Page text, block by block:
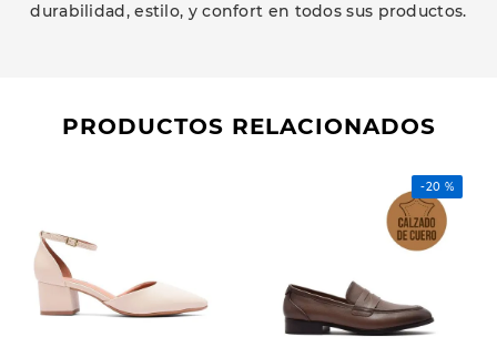
durabilidad, estilo, y confort en todos sus productos.
PRODUCTOS RELACIONADOS
-20 %